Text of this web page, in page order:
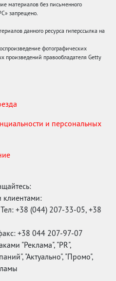
материалов без письменного
запрещено.
данного ресурса гиперссылка на
фотографических
произведений правообладателя Getty
и персональных
клиентами:
Тел: +38 (044) 207-33-05, +38
+38 044 207-97-07
"Реклама", "PR",
"Актуально", "Промо",